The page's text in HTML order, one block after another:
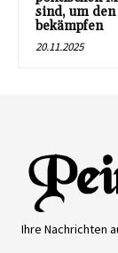
sind, um
bekämpfen
20.11.2025
Ihre Nachrichten